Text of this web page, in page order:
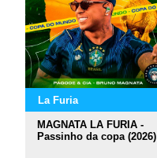
La Furia
MAGNATA LA FURIA -
Passinho da copa (2026)